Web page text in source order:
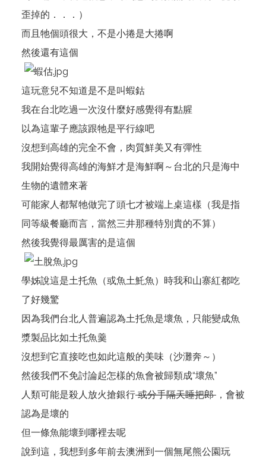
歪掉的．．．）
而且牠個頭很大，不是小捲是大捲啊
然後還有這個
這玩意兒不知道是不是叫蝦鈷
我在台北吃過一次沒什麼好感覺得有點腥
以為這輩子應該跟牠是平行線吧
沒想到高雄的完全不會，肉質鮮美又有彈性
我開始覺得高雄的海鮮才是海鮮啊～台北的只是海中
生物的遺體來著
可能家人都幫牠做完了頭七才被端上桌這樣（我是指
同等級餐廳而言，當然三井那種特別貴的不算）
然後我覺得最厲害的是這個
學姊說這是土托魚（或魚土魠魚）時我和山寨紅都吃
了好幾驚
因為我們台北人普遍認為土托魚是壞魚，只能變成魚
漿製品比如土托魚羹
沒想到它直接吃也如此這般的美味（沙灘奔～）
然後我們不免討論起怎樣的魚會被歸類成“壞魚”
人類可能是殺人放火搶銀行或分手隔天睡把郎 ，會被
認為是壞的
但一條魚能壞到哪裡去呢
說到這，我想到多年前去澳洲到一個無尾熊公園玩